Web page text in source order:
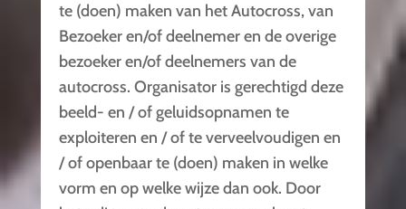
te (doen) maken van het Autocross, van
Bezoeker en/of deelnemer en de overige
bezoeker en/of deelnemers van de
autocross. Organisator is gerechtigd deze
beeld- en / of geluidsopnamen te
exploiteren en / of te verveelvoudigen en
/ of openbaar te (doen) maken in welke
vorm en op welke wijze dan ook. Door